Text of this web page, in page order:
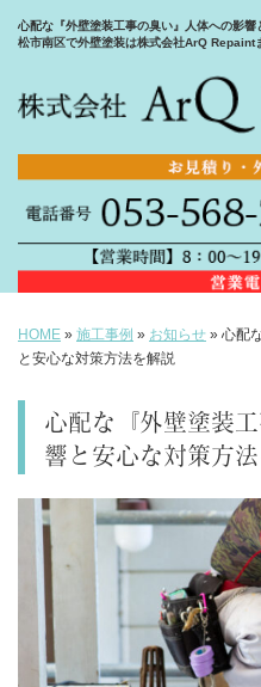
心配な『外壁塗装工事の臭い』人体への影
松市南区で外壁塗装は株式会社ArQ Repaint
HOME » 施工事例 » お知らせ » 心配
と安心な対策方法を解説
心配な『外壁塗装
響と安心な対策方